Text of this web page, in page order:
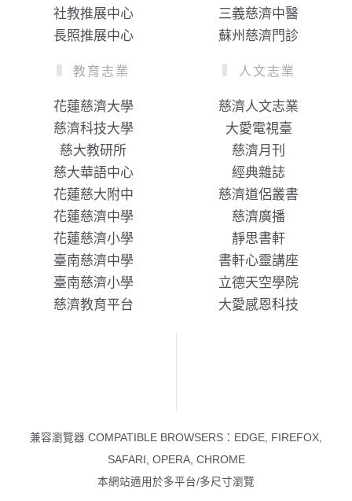
社教推展中心
長照推展中心
三義慈濟中醫
蘇州慈濟門診
教育志業
花蓮慈濟大學
慈濟科技大學
慈大教研所
慈大華語中心
花蓮慈大附中
花蓮慈濟中學
花蓮慈濟小學
臺南慈濟中學
臺南慈濟小學
慈濟教育平台
人文志業
慈濟人文志業
大愛電視臺
慈濟月刊
經典雜誌
慈濟道侶叢書
慈濟廣播
靜思書軒
書軒心靈講座
立德天空學院
大愛感恩科技
兼容瀏覽器 COMPATIBLE BROWSERS：EDGE, FIREFOX,
SAFARI, OPERA, CHROME
本網站適用於多平台/多尺寸瀏覽